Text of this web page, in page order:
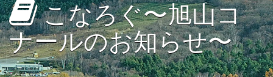
こなろぐ〜旭山コ
ナールのお知らせ〜